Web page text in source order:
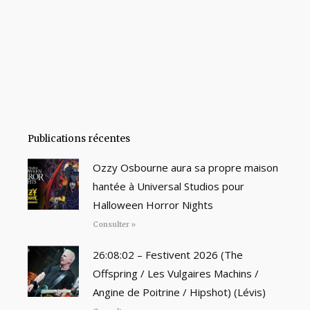
Publications récentes
Ozzy Osbourne aura sa propre maison
hantée à Universal Studios pour
Halloween Horror Nights
Consulter »
26:08:02 – Festivent 2026 (The
Offspring / Les Vulgaires Machins /
Angine de Poitrine / Hipshot) (Lévis)